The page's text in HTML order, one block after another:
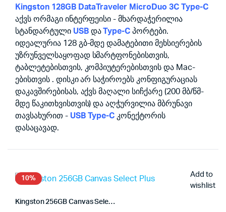
was:
69.00₾.
is:
62.00₾.
Kingston 128GB DataTraveler MicroDuo 3C Type-C
აქვს ორმაგი ინტერფეისი - მხარდაჭერილია
სტანდარტული USB დაType-C პორტები.
იდეალურია 128 გბ-მდე დამატებითი მეხსიერების
უზრუნველსაყოფად სმარტფონებისთვის,
ტაბლეტებისთვის, კომპიუტერებისთვის და Mac-
ებისთვის . დისკი არ საჭიროებს კონფიგურაციას
დაკავშირებისას, აქვს მაღალი სიჩქარე (200 მბ/წმ-
მდე წაკითხვისთვის) და აღჭურვილია მბრუნავი
თავსახურით - USB Type-C კონექტორის
დასაცავად.
10%
Add to
wishlist
Kingston 256GB Canvas Select Plus